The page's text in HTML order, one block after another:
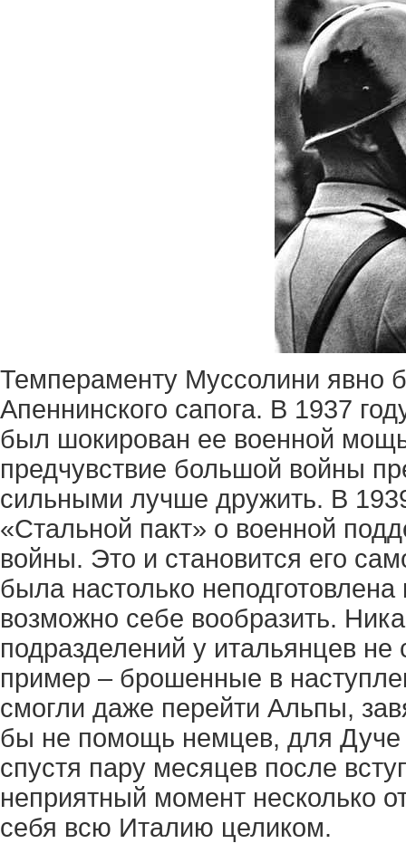
Темпераменту Муссолини явно
Апеннинского сапога. В 1937
был шокирован ее военной
предчувствие большой войны
сильными лучше дружить. В
«Стальной пакт» о военной
войны. Это и становится его
была настолько неподготовлена
возможно себе вообразить.
подразделений у итальянцев
пример – брошенные в
смогли даже перейти Альпы,
бы не помощь немцев, для Дуче
спустя пару месяцев после
неприятный момент несколько
себя всю Италию целиком.